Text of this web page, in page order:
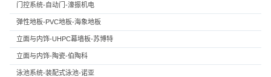
门控系统-自动门-濠振机电
弹性地板-PVC地板-海象地板
立面与内饰-UHPC幕墙板-苏博特
立面与内饰-陶瓷-伯陶科
泳池系统-装配式泳池-诺亚